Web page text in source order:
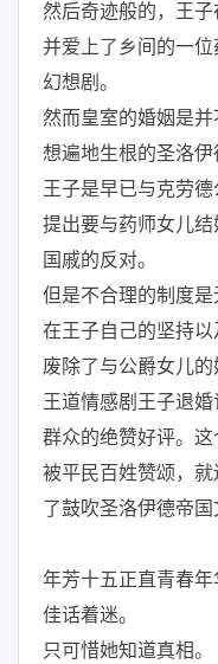
然后奇迹般的，王
并爱上了乡间的一
幻想剧。
然而皇室的婚姻是
想遍地生根的圣洛伊
王子是早已与克劳
提出要与药师女儿
国戚的反对。
但是不合理的制度是
在王子自己的坚持
废除了与公爵女儿的
王道情感剧王子退
群众的绝赞好评。这
被平民百姓赞颂，
了鼓吹圣洛伊德帝国
年芳十五正直青春
佳话着迷。
只可惜她知道真相。